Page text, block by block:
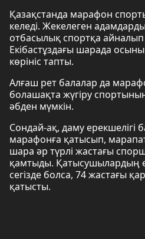
Қазақстанда марафон
келеді. Жекелеген
отбасылық спортқа айналып
Екібастұздағы шарада
көрініс тапты.
Алғаш рет балалар да
болашақта жүгіру
әбден мүмкін.
Сондай-ақ, даму ерекшелігі
марафонға қатысып,
шара әр түрлі жастағы
қамтыды. Қатысушылардың
сегізде болса, 74 жастағы
қатысты.